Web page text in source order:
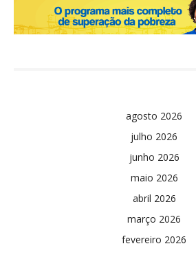
agosto 2026
julho 2026
junho 2026
maio 2026
abril 2026
março 2026
fevereiro 2026